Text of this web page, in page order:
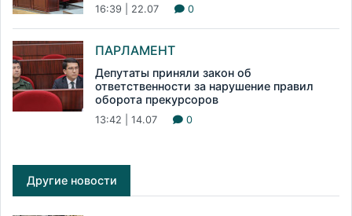
16:39 | 22.07 0
ПАРЛАМЕНТ
Депутаты приняли закон об
ответственности за нарушение правил
оборота прекурсоров
13:42 | 14.07 0
Другие новости